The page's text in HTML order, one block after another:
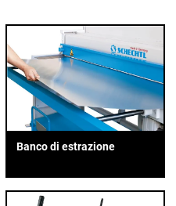
Banco di estrazione